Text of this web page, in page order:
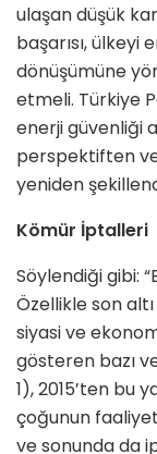
ulaşan düşük
başarısı, ülkeyi
dönüşümüne
etmeli. Türkiye
enerji güvenliği
perspektiften
yeniden
Kömür İptalleri
Söylendiği gibi:
Özellikle son
siyasi ve
gösteren bazı
1), 2015’ten bu
çoğunun
ve sonunda da